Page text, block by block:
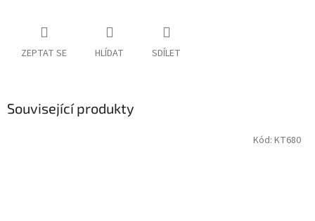
ZEPTAT SE HLÍDAT SDÍLET
Související produkty
Kód: KT680